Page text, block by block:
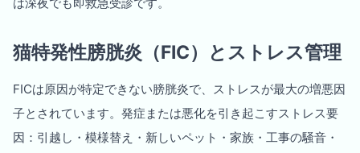
猫特発性膀胱炎（FIC）とストレス管理
FICは原因が特定できない膀胱炎で、ストレスが最大の増悪因
子とされています。発症または悪化を引き起こすストレス要
因：引越し・模様替え・新しいペット・家族・工事の騒音・